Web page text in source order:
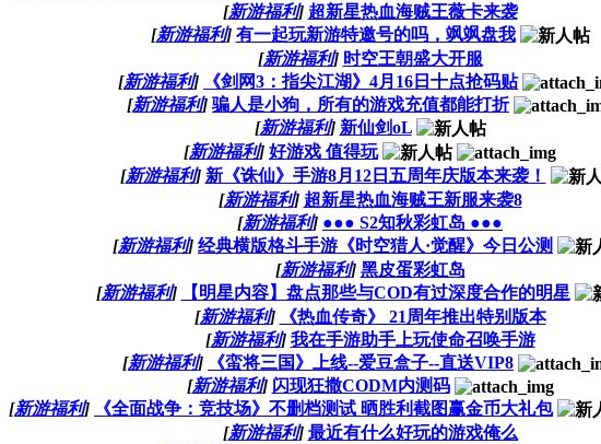
[新游福利] 超新星热血海贼王薇卡来袭
[新游福利] 有一起玩新游特邀号的吗，飒飒盘我
[新游福利] 时空王朝盛大开服
[新游福利] 《剑网3：指尖江湖》4月16日十点抢码贴
[新游福利] 骗人是小狗，所有的游戏充值都能打折
[新游福利] 新仙剑oL
[新游福利] 好游戏 值得玩
[新游福利] 新《诛仙》手游8月12日五周年庆版本来袭！
[新游福利] 超新星热血海贼王新服来袭8
[新游福利] ●●● S2知秋彩虹岛 ●●●
[新游福利] 经典横版格斗手游《时空猎人·觉醒》今日公测
[新游福利] 黑皮蛋彩虹岛
[新游福利] 【明星内容】盘点那些与COD有过深度合作的明星
[新游福利] 《热血传奇》 21周年推出特别版本
[新游福利] 我在手游助手上玩使命召唤手游
[新游福利] 《蛮将三国》上线--爱豆盒子--直送VIP8
[新游福利] 闪现狂撒CODM内测码
[新游福利] 《全面战争：竞技场》不删档测试 晒胜利截图赢金币大礼包
[新游福利] 最近有什么好玩的游戏俺么